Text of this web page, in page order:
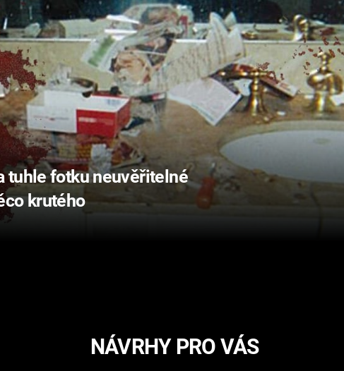
tuhle fotku neuvěřitelné
krutého
NÁVRHY PRO VÁS